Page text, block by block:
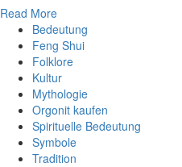
Read More
Bedeutung
Feng Shui
Folklore
Kultur
Mythologie
Orgonit kaufen
Spirituelle Bedeutung
Symbole
Tradition